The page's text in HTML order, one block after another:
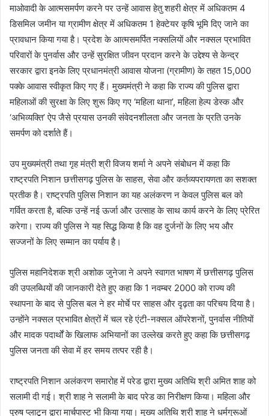
माओवादी के आत्मसमर्पण करने पर उन्हें आवास हेतु शहरी क्षेत्र में अधिकतम 4
डिसमिल जमीन या ग्रामीण क्षेत्र में अधिकतम 1 हेक्टेयर कृषि भूमि दिए जाने का
प्रावधान किया गया है। प्रदेश के आत्मसमर्पित नक्सलियों और नक्सल प्रभावित
परिवारों के पुनर्वास और उन्हें सुरक्षित जीवन प्रदान करने के उद्देश्य से केन्द्र
सरकार द्वारा इनके लिए प्रधानमंत्री आवास योजना (ग्रामीण) के तहत 15,000
पक्के आवास स्वीकृत किए गए हैं। मुख्यमंत्री ने कहा कि राज्य की पुलिस द्वारा
महिलाओं की सुरक्षा के लिए शुरू किए गए ‘महिला थाना’, महिला हेल्प डेस्क और
‘अभिव्यक्ति’ ऐप जैसे प्रयास उनकी संवेदनशीलता और जनता के प्रति उनके
समर्पण को दर्शाते हैं।
उप मुख्यमंत्री तथा गृह मंत्री श्री विजय शर्मा ने अपने संबोधन में कहा कि
राष्ट्रपति निशान छत्तीसगढ़ पुलिस के साहस, सेवा और कर्तव्यपरायणता का सशक्त
प्रतीक है। राष्ट्रपति पुलिस निशान का यह अलंकरण न केवल पुलिस बल को
गर्वित करता है, बल्कि उन्हें नई ऊर्जा और उत्साह के साथ कार्य करने के लिए प्रेरित
करेगा। राज्य की पुलिस ने यह सिद्ध किया है कि वह दुर्जनों के लिए भय और
सज्जनों के लिए सम्मान का पर्याय है।
पुलिस महानिदेशक श्री अशोक जुनेजा ने अपने स्वागत भाषण में छत्तीसगढ़ पुलिस
की उपलब्धियों की जानकारी देते हुए कहा कि 1 नवम्बर 2000 को राज्य की
स्थापना के बाद से पुलिस बल ने हर मोर्चे पर साहस और दृढ़ता का परिचय दिया है।
उन्होंने नक्सल प्रभावित क्षेत्रों में चल रहे एंटी-नक्सल ऑपरेशनों, पुनर्वास नीतियों
और मादक पदार्थों के खिलाफ अभियानों का उल्लेख करते हुए कहा कि छत्तीसगढ़
पुलिस जनता की सेवा में हर समय तत्पर रही है।
राष्ट्रपति निशान अलंकरण समारोह में परेड द्वारा मुख्य अतिथि श्री अमित शाह को
सलामी दी गई। श्री शाह ने सलामी के बाद परेड का निरीक्षण किया। महिला और
पुरुष प्लाटून द्वारा मार्चपास्ट भी किया गया। मुख्य अतिथि श्री शाह ने धर्मगुरूओं